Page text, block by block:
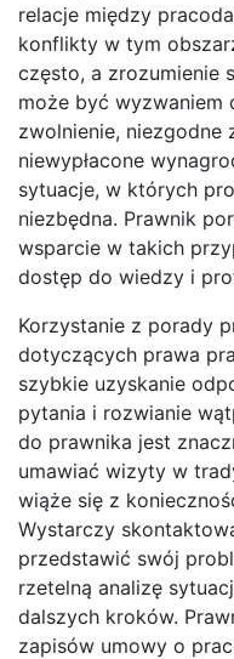
relacje między
konflikty w tym
często, a zrozumienie
może być wyzwaniem
zwolnienie, niezgodne
niewypłacone
sytuacje, w których
niezbędna. Prawnik
wsparcie w takich
dostęp do wiedzy i
Korzystanie z porady
dotyczących prawa
szybkie uzyskanie
pytania i rozwianie
do prawnika jest
umawiać wizyty w
wiąże się z
Wystarczy
przedstawić swój
rzetelną analizę
dalszych kroków.
zapisów umowy o